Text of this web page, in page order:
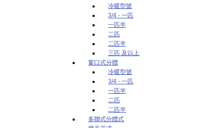
冷暖型號
3/4 - 一匹
一匹半
二匹
二匹半
三匹 及以上
窗口式分體
冷暖型號
3/4 - 一匹
一匹半
二匹
二匹半
多聯式分體式